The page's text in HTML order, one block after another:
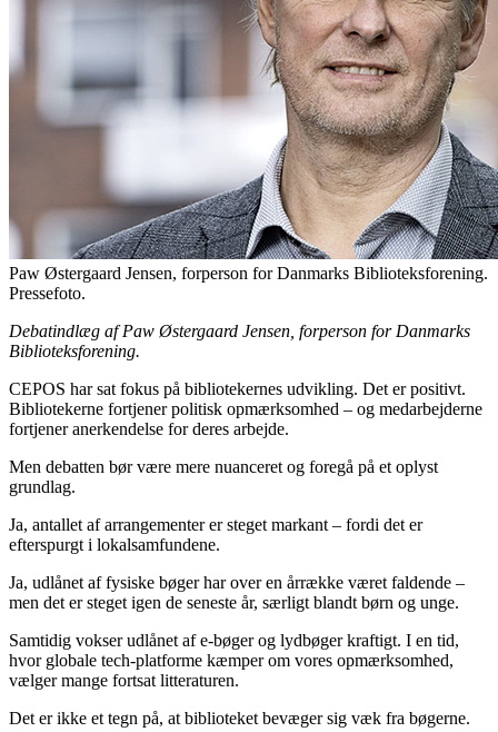
Paw Østergaard Jensen, forperson for Danmarks Biblioteksforening.
Pressefoto.
Debatindlæg af Paw Østergaard Jensen, forperson for Danmarks
Biblioteksforening.
CEPOS har sat fokus på bibliotekernes udvikling. Det er positivt.
Bibliotekerne fortjener politisk opmærksomhed – og medarbejderne
fortjener anerkendelse for deres arbejde.
Men debatten bør være mere nuanceret og foregå på et oplyst
grundlag.
Ja, antallet af arrangementer er steget markant – fordi det er
efterspurgt i lokalsamfundene.
Ja, udlånet af fysiske bøger har over en årrække været faldende –
men det er steget igen de seneste år, særligt blandt børn og unge.
Samtidig vokser udlånet af e-bøger og lydbøger kraftigt. I en tid,
hvor globale tech-platforme kæmper om vores opmærksomhed,
vælger mange fortsat litteraturen.
Det er ikke et tegn på, at biblioteket bevæger sig væk fra bøgerne.